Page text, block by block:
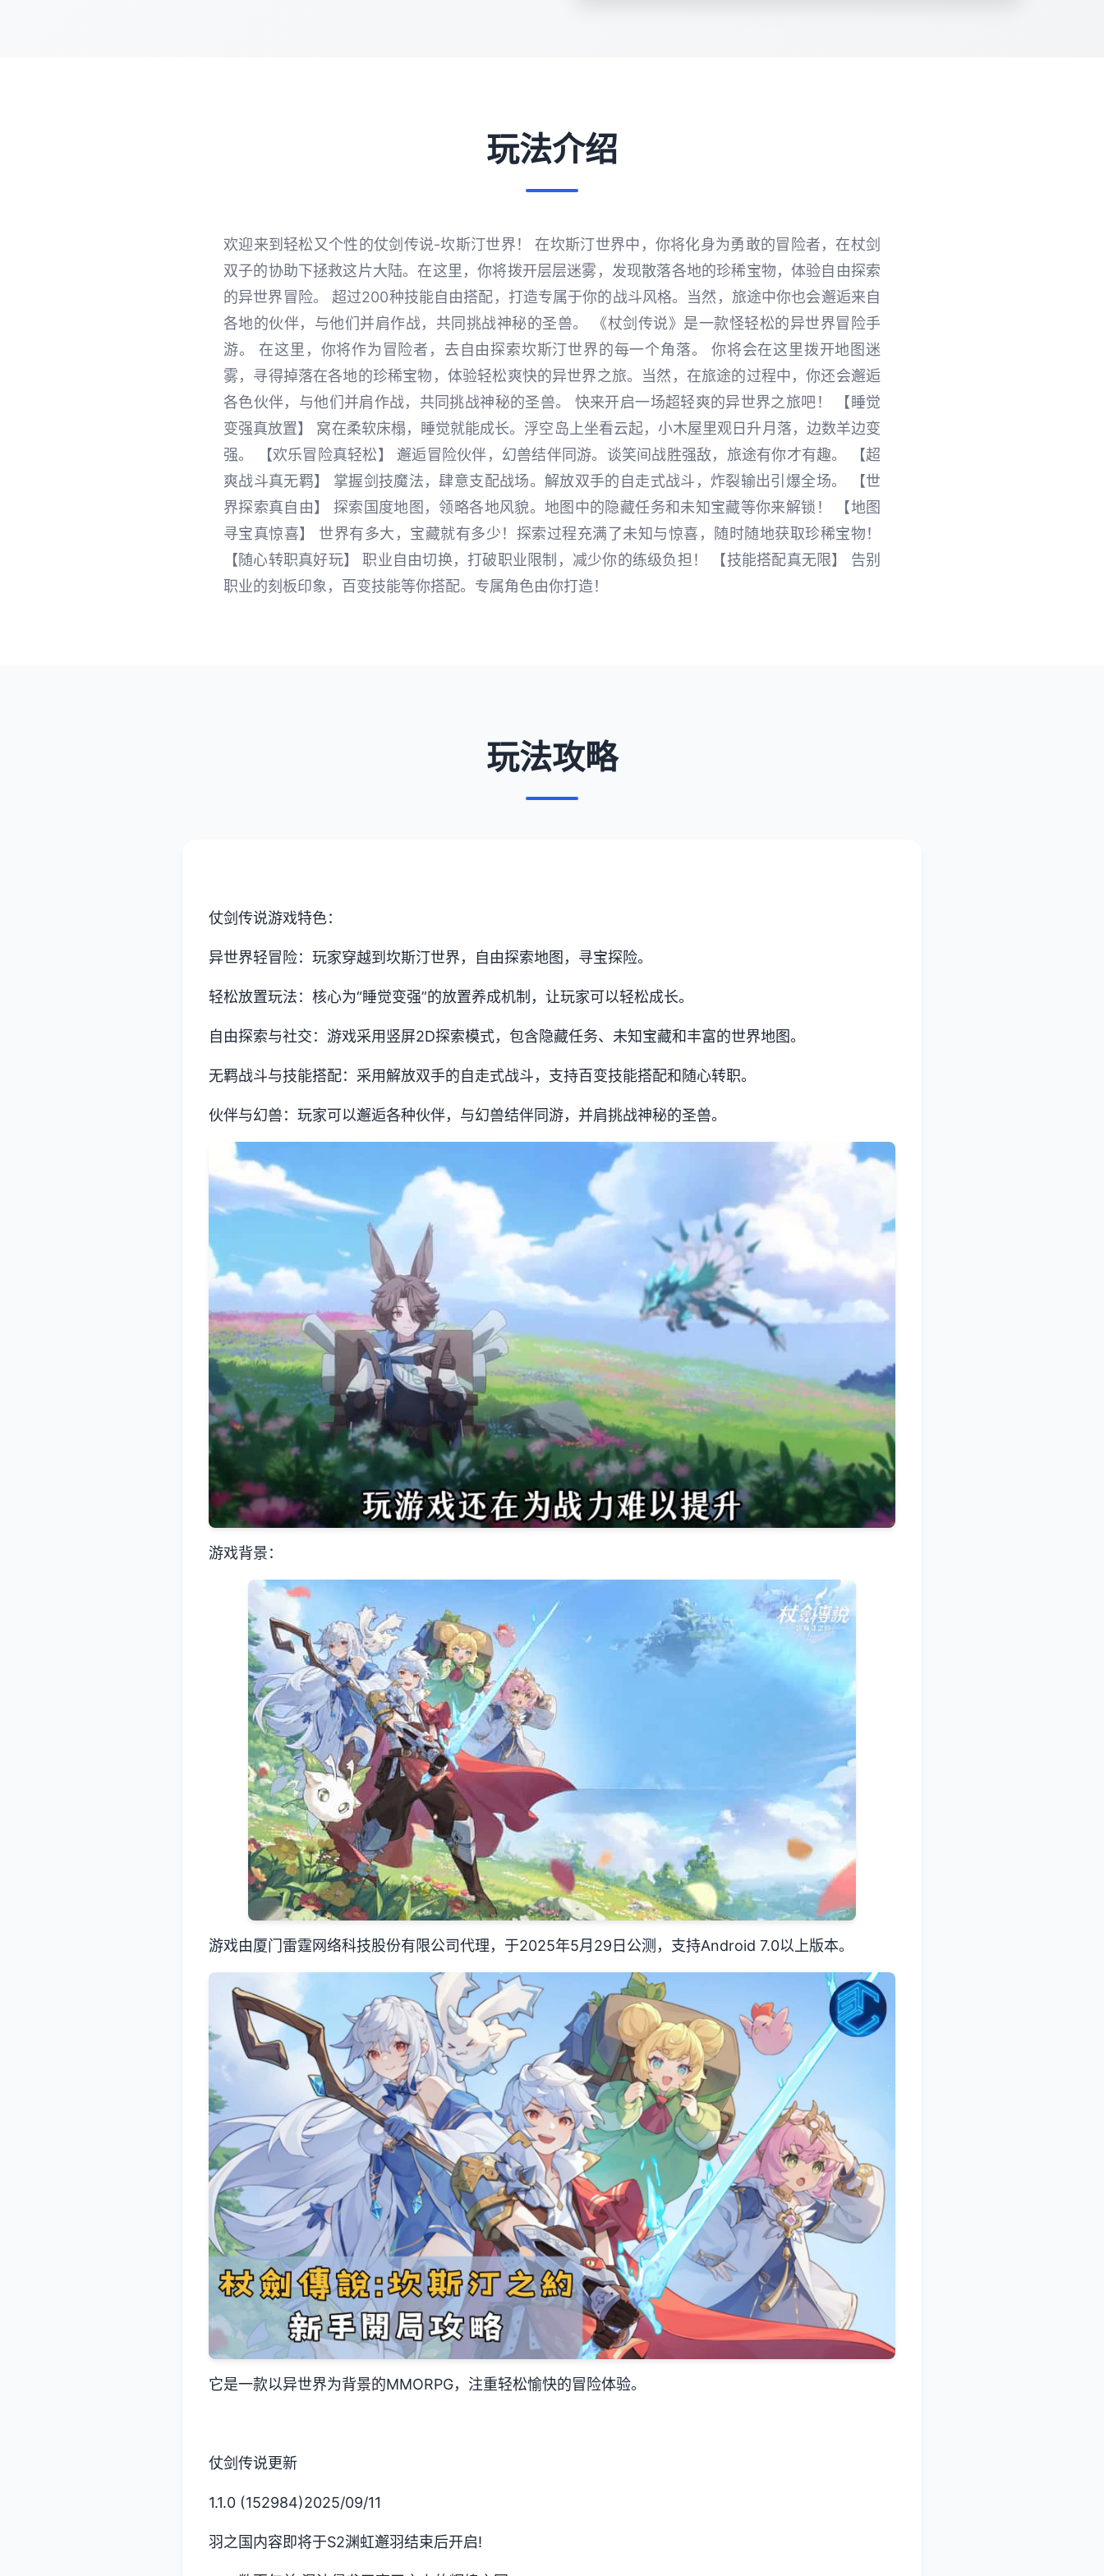
玩法介绍
欢迎来到轻松又个性的仗剑传说-坎斯汀世界！ 在坎斯汀世界中，你将化身为勇敢的冒险者，在杖剑
双子的协助下拯救这片大陆。在这里，你将拨开层层迷雾，发现散落各地的珍稀宝物，体验自由探索
的异世界冒险。 超过200种技能自由搭配，打造专属于你的战斗风格。当然，旅途中你也会邂逅来自
各地的伙伴，与他们并肩作战，共同挑战神秘的圣兽。 《杖剑传说》是一款怪轻松的异世界冒险手
游。 在这里，你将作为冒险者，去自由探索坎斯汀世界的每一个角落。 你将会在这里拨开地图迷
雾，寻得掉落在各地的珍稀宝物，体验轻松爽快的异世界之旅。当然，在旅途的过程中，你还会邂逅
各色伙伴，与他们并肩作战，共同挑战神秘的圣兽。 快来开启一场超轻爽的异世界之旅吧！ 【睡觉
变强真放置】 窝在柔软床榻，睡觉就能成长。浮空岛上坐看云起，小木屋里观日升月落，边数羊边变
强。 【欢乐冒险真轻松】 邂逅冒险伙伴，幻兽结伴同游。谈笑间战胜强敌，旅途有你才有趣。 【超
爽战斗真无羁】 掌握剑技魔法，肆意支配战场。解放双手的自走式战斗，炸裂输出引爆全场。 【世
界探索真自由】 探索国度地图，领略各地风貌。地图中的隐藏任务和未知宝藏等你来解锁！ 【地图
寻宝真惊喜】 世界有多大，宝藏就有多少！探索过程充满了未知与惊喜，随时随地获取珍稀宝物！
【随心转职真好玩】 职业自由切换，打破职业限制，减少你的练级负担！ 【技能搭配真无限】 告别
职业的刻板印象，百变技能等你搭配。专属角色由你打造！
玩法攻略
仗剑传说游戏特色：
异世界轻冒险：玩家穿越到坎斯汀世界，自由探索地图，寻宝探险。
轻松放置玩法：核心为“睡觉变强”的放置养成机制，让玩家可以轻松成长。
自由探索与社交：游戏采用竖屏2D探索模式，包含隐藏任务、未知宝藏和丰富的世界地图。
无羁战斗与技能搭配：采用解放双手的自走式战斗，支持百变技能搭配和随心转职。
伙伴与幻兽：玩家可以邂逅各种伙伴，与幻兽结伴同游，并肩挑战神秘的圣兽。
游戏背景：
游戏由厦门雷霆网络科技股份有限公司代理，于2025年5月29日公测，支持Android 7.0以上版本。
它是一款以异世界为背景的MMORPG，注重轻松愉快的冒险体验。
仗剑传说更新
1.1.0 (152984)2025/09/11
羽之国内容即将于S2渊虹邂羽结束后开启!